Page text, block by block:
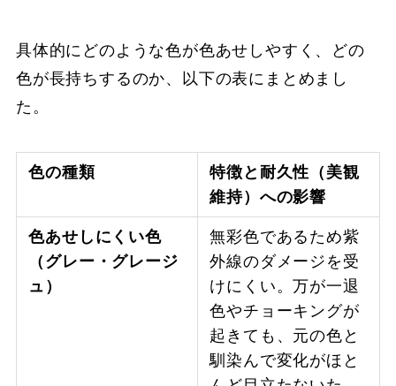
具体的にどのような色が色あせしやすく、どの
色が長持ちするのか、以下の表にまとめまし
た。
色の種類
特徴と耐久性（美観
維持）への影響
色あせしにくい色
（グレー・グレージ
ュ）
無彩色であるため紫
外線のダメージを受
けにくい。万が一退
色やチョーキングが
起きても、元の色と
馴染んで変化がほと